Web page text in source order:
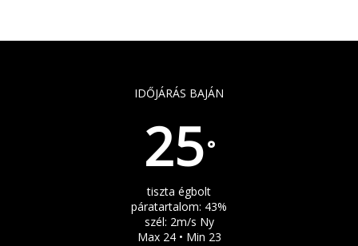
IDŐJÁRÁS BAJÁN
25°
tiszta égbolt
páratartalom: 43%
szél: 2m/s Ny
Max 24 • Min 23